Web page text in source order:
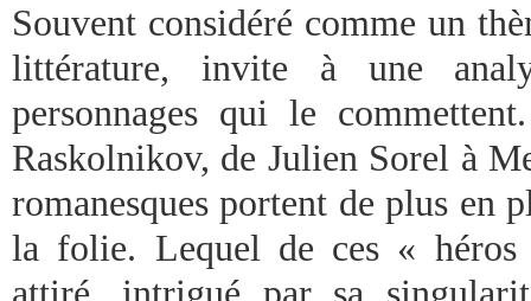
Souvent considéré comme un
littérature, invite à une
personnages qui le
Raskolnikov, de Julien Sorel à
romanesques portent de plus en
la folie. Lequel de ces « héros